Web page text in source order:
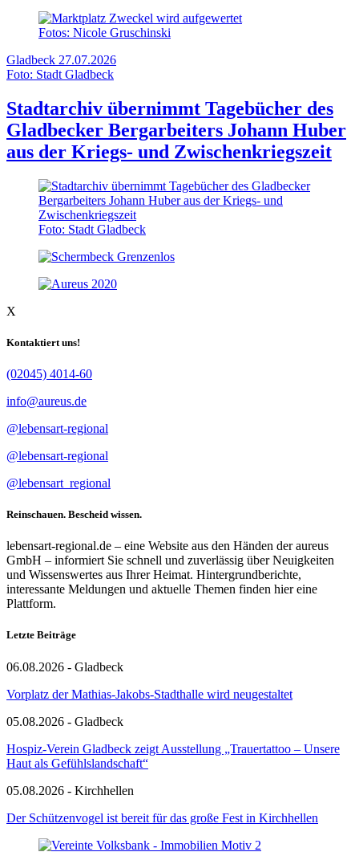
Fotos: Nicole Gruschinski
Gladbeck 27.07.2026
Foto: Stadt Gladbeck
Stadtarchiv übernimmt Tagebücher des
Gladbecker Bergarbeiters Johann Huber
aus der Kriegs- und Zwischenkriegszeit
Foto: Stadt Gladbeck
X
Kontaktiert uns!
(02045) 4014-60
info@aureus.de
@lebensart-regional
@lebensart-regional
@lebensart_regional
Reinschauen. Bescheid wissen.
lebensart-regional.de – eine Website aus den Händen der aureus
GmbH – informiert Sie schnell und zuverlässig über Neuigkeiten
und Wissenswertes aus Ihrer Heimat. Hintergrundberichte,
interessante Meldungen und aktuelle Themen finden hier eine
Plattform.
Letzte Beiträge
06.08.2026 - Gladbeck
Vorplatz der Mathias-Jakobs-Stadthalle wird neugestaltet
05.08.2026 - Gladbeck
Hospiz-Verein Gladbeck zeigt Ausstellung „Trauertattoo – Unsere
Haut als Gefühlslandschaft“
05.08.2026 - Kirchhellen
Der Schützenvogel ist bereit für das große Fest in Kirchhellen